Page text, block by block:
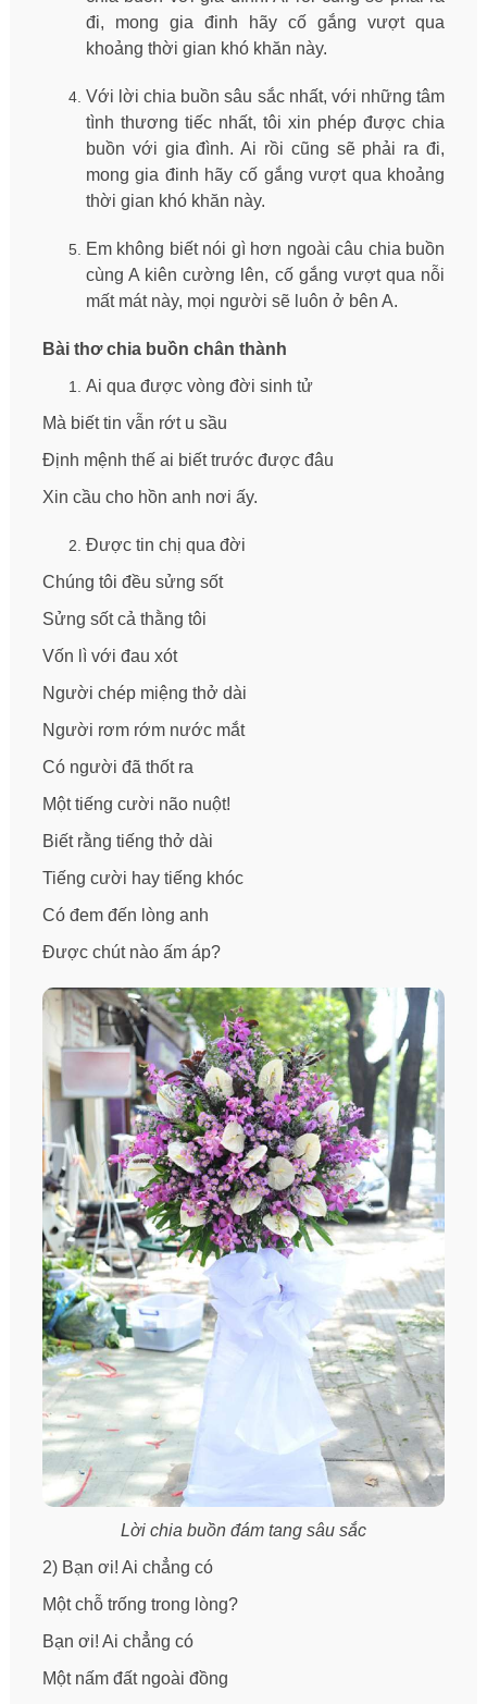
đi, mong gia đinh hãy cố gắng vượt qua
khoảng thời gian khó khăn này.
Với lời chia buồn sâu sắc nhất, với những tâm
tình thương tiếc nhất, tôi xin phép được chia
buồn với gia đình. Ai rồi cũng sẽ phải ra đi,
mong gia đinh hãy cố gắng vượt qua khoảng
thời gian khó khăn này.
Em không biết nói gì hơn ngoài câu chia buồn
cùng A kiên cường lên, cố gắng vượt qua nỗi
mất mát này, mọi người sẽ luôn ở bên A.
Bài thơ chia buồn chân thành
Ai qua được vòng đời sinh tử
Mà biết tin vẫn rớt u sầu
Định mệnh thế ai biết trước được đâu
Xin cầu cho hồn anh nơi ấy.
Được tin chị qua đời
Chúng tôi đều sửng sốt
Sửng sốt cả thằng tôi
Vốn lì với đau xót
Người chép miệng thở dài
Người rơm rớm nước mắt
Có người đã thốt ra
Một tiếng cười não nuột!
Biết rằng tiếng thở dài
Tiếng cười hay tiếng khóc
Có đem đến lòng anh
Được chút nào ấm áp?
Lời chia buồn đám tang sâu sắc
2) Bạn ơi! Ai chẳng có
Một chỗ trống trong lòng?
Bạn ơi! Ai chẳng có
Một nấm đất ngoài đồng